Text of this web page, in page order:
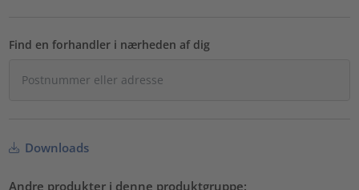
Find en forhandler i nærheden af dig
Downloads
Andre produkter i denne produktgruppe: